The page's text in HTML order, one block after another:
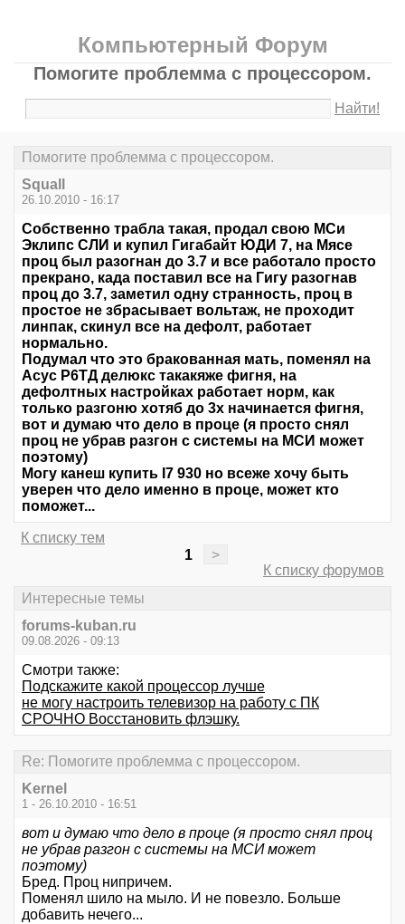
Компьютерный Форум
Помогите проблемма с процессором.
Найти!
Помогите проблемма с процессором.
Squall
26.10.2010 - 16:17
Собственно трабла такая, продал свою МСи
Эклипс СЛИ и купил Гигабайт ЮДИ 7, на Мясе
проц был разогнан до 3.7 и все работало просто
прекрано, када поставил все на Гигу разогнав
проц до 3.7, заметил одну странность, проц в
простое не збрасывает вольтаж, не проходит
линпак, скинул все на дефолт, работает
нормально.
Подумал что это бракованная мать, поменял на
Асус Р6ТД делюкс такакяже фигня, на
дефолтных настройках работает норм, как
только разгоню хотяб до 3х начинается фигня,
вот и думаю что дело в проце (я просто снял
проц не убрав разгон с системы на МСИ может
поэтому)
Могу канеш купить I7 930 но всеже хочу быть
уверен что дело именно в проце, может кто
поможет...
К списку тем
1
>
К списку форумов
Интересные темы
forums-kuban.ru
09.08.2026 - 09:13
Смотри также:
Подскажите какой процессор лучше
не могу настроить телевизор на работу с ПК
СРОЧНО Восстановить флэшку.
Re: Помогите проблемма с процессором.
Kernel
1 - 26.10.2010 - 16:51
вот и думаю что дело в проце (я просто снял проц
не убрав разгон с системы на МСИ может
поэтому)
Бред. Проц нипричем.
Поменял шило на мыло. И не повезло. Больше
добавить нечего...